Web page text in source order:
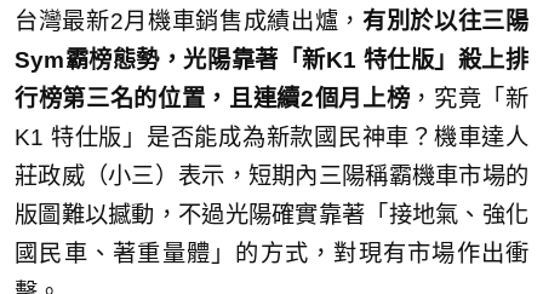
台灣最新2月機車銷售成績出爐， 有別於以往三陽
Sym霸榜態勢，光陽靠著「新K1 特仕版」殺上排
行榜第三名的位置，且連續2個月上榜 ，究竟「新
K1 特仕版」是否能成為新款國民神車？機車達人
莊政威（小三）表示，短期內三陽稱霸機車市場的
版圖難以撼動，不過光陽確實靠著「接地氣、強化
國民車、著重量體」的方式，對現有市場作出衝